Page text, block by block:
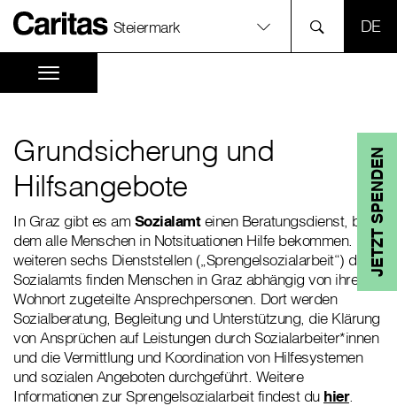
Steiermark
JETZT SPENDEN
Grundsicherung und
Hilfsangebote
In Graz gibt es am Sozialamteinen Beratungsdienst, bei
dem alle Menschen in Notsituationen Hilfe bekommen. In
weiteren sechs Dienststellen („Sprengelsozialarbeit“) des
Sozialamts finden Menschen in Graz abhängig von ihrem
Wohnort zugeteilte Ansprechpersonen. Dort werden
Sozialberatung, Begleitung und Unterstützung, die Klärung
von Ansprüchen auf Leistungen durch Sozialarbeiter*innen
und die Vermittlung und Koordination von Hilfesystemen
und sozialen Angeboten durchgeführt. Weitere
Informationen zur Sprengelsozialarbeit findest du hier.